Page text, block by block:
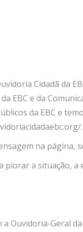
Cidadã da
EBC e da
da EBC e
.
na página,
piorar a situação,
Ouvidoria-Geral